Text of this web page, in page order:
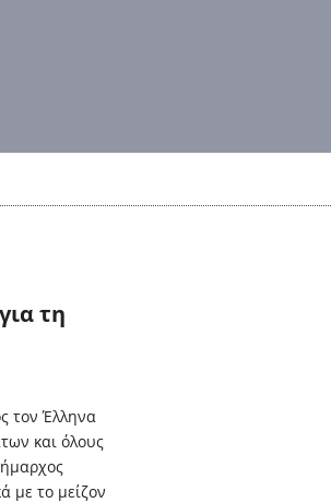
τη
τον Έλληνα
και όλους
με το μείζον